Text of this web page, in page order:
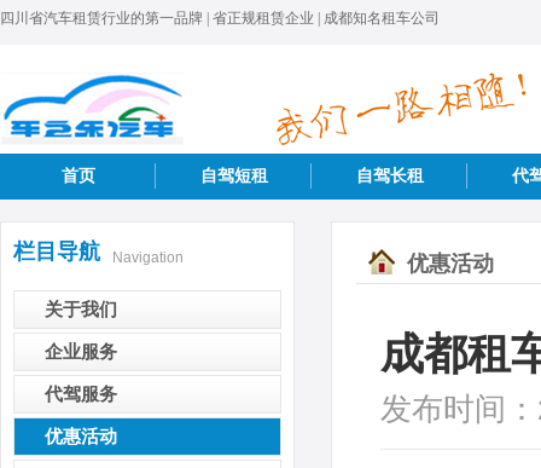
四川省汽车租赁行业的第一品牌 | 省正规租赁企业 | 成都知名租车公司
首页 自驾短租 自驾长租 代
栏目导航 Navigation
关于我们
企业服务
代驾服务
优惠活动
优惠活动
成都租
发布时间：